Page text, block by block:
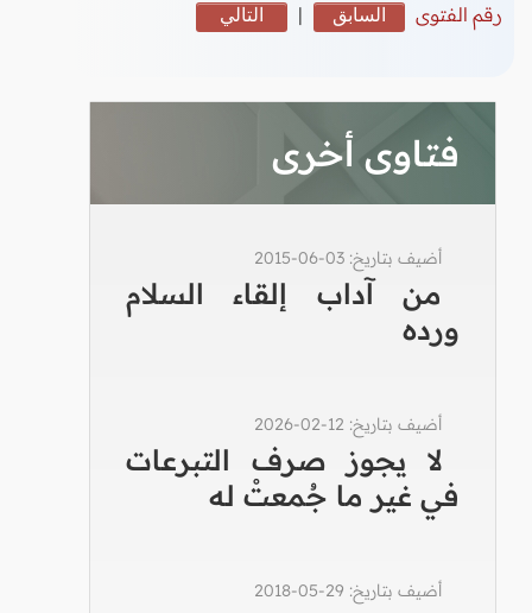
رقم الفتوى السابق | التالي
فتاوى أخرى
أضيف بتاريخ: 03-06-2015
من آداب إلقاء السلام
ورده
أضيف بتاريخ: 12-02-2026
لا يجوز صرف التبرعات
في غير ما جُمعتْ له
أضيف بتاريخ: 29-05-2018